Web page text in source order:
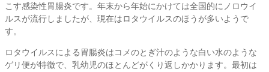
こす感染性胃腸炎です。年末から年始にかけては全国的にノロウイ
ルスが流行しましたが、現在はロタウイルスのほうが多いようで
す。
ロタウイルスによる胃腸炎はコメのとぎ汁のような白い水のような
ゲリ便が特徴で、乳幼児のほとんどがくり返しかかります。最初は